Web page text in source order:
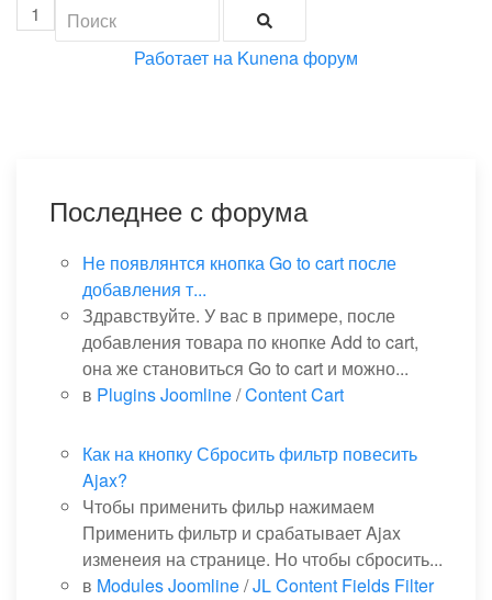
1
Работает на Kunena форум
Последнее с форума
Не появлянтся кнопка Go to cart после
добавления т...
Здравствуйте. У вас в примере, после
добавления товара по кнопке Add to cart,
она же становиться Go to cart и можно...
в Plugins Joomline/Content Cart
Как на кнопку Сбросить фильтр повесить
Ajax?
Чтобы применить фильр нажимаем
Применить фильтр и срабатывает Ajax
изменеия на странице. Но чтобы сбросить...
в Modules Joomline/JL Content Fields Filter